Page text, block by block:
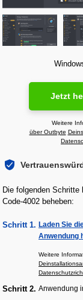
Jetzt
Weitere
über Outbyte
Die folgenden Schritte
Code-4002 beheben:
Schritt 1. Laden Sie
Anwendung
Weitere
Schritt 2. Anwendung